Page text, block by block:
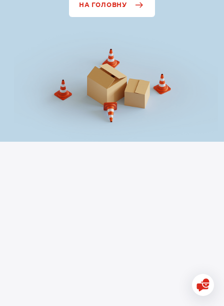
НА ГОЛОВНУ